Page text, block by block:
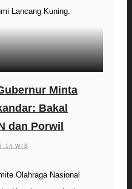
Lancang Kuning.
Minta
Bakal
dan Porwil
WIB
Olahraga Nasional